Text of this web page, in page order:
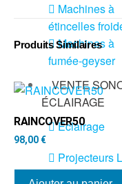
Machines à
étincelles
Machines à
fumée-geyser
VENTE
ÉCLAIRAGE
Éclairage
Projecteurs
Accessoires
Produits Similaires
RAINCOVER50
98,00 €